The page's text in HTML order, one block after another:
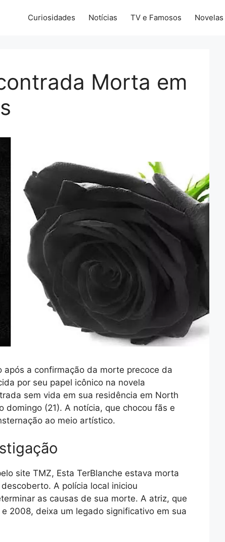
Curiosidades Notícias TV e Famosos Novelas
Morta em
a confirmação da morte precoce da
por seu papel icônico na novela
sem vida em sua residência em North
domingo (21). A notícia, que chocou fãs e
ao meio artístico.
site TMZ, Esta TerBlanche estava morta
A polícia local iniciou
as causas de sua morte. A atriz, que
2008, deixa um legado significativo em sua